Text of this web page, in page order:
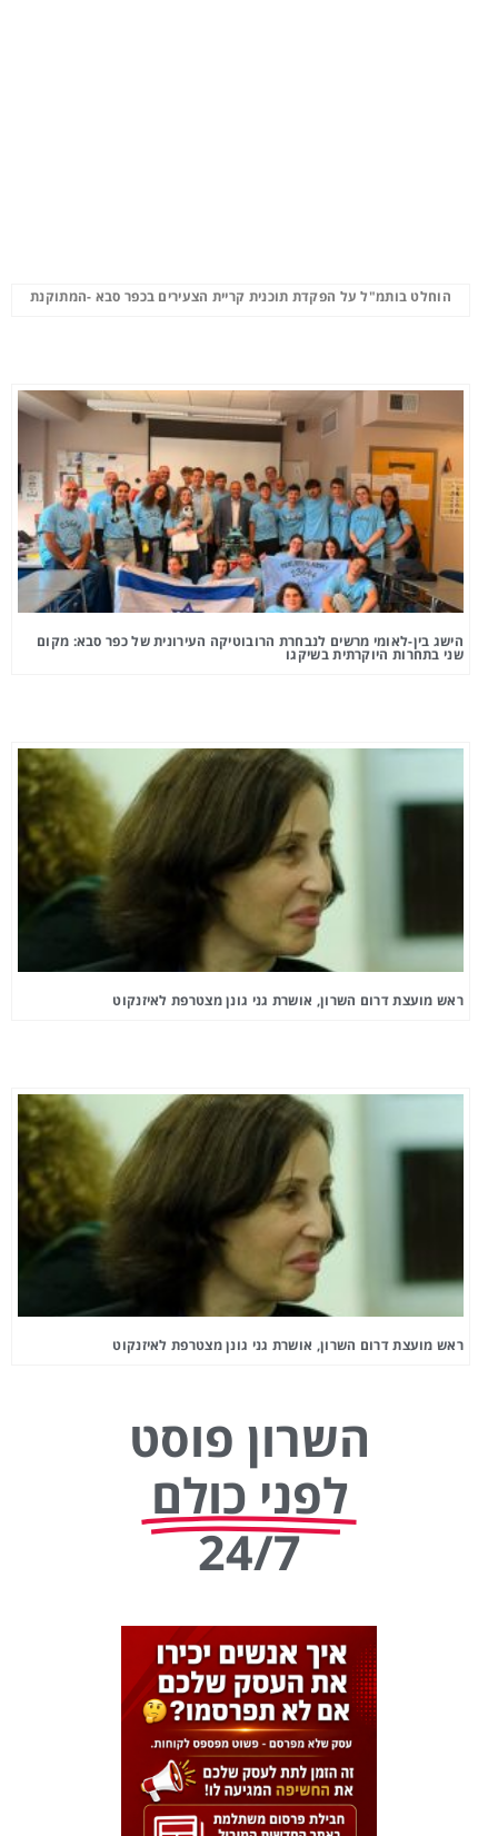
הוחלט בותמ"ל על הפקדת תוכנית קריית הצעירים בכפר סבא -המתוקנת
הישג בין-לאומי מרשים לנבחרת הרובוטיקה העירונית של כפר סבא: מקום
שני בתחרות היוקרתית בשיקגו
ראש מועצת דרום השרון, אושרת גני גונן מצטרפת לאיזנקוט
ראש מועצת דרום השרון, אושרת גני גונן מצטרפת לאיזנקוט
השרון פוסט
לפני כולם
24/7